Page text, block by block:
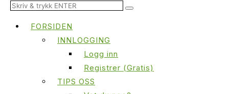
FORSIDEN
INNLOGGING
Logg inn
Registrer (Gratis)
TIPS OSS